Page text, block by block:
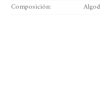
Composición